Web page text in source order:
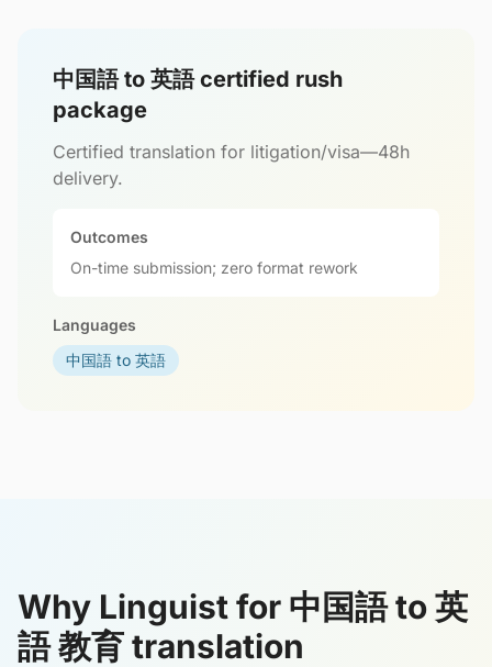
中国語 to 英語 certified rush
package
Certified translation for litigation/visa—48h
delivery.
Outcomes
On-time submission; zero format rework
Languages
中国語 to 英語
Why Linguist for 中国語 to 英
語 教育 translation